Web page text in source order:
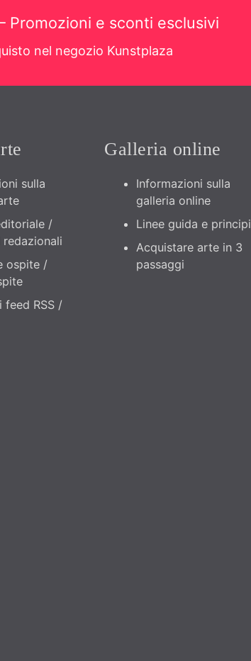
Promozioni e sconti esclusivi
nel negozio Kunstplaza
sulla
/
redazionali
ospite /
feed RSS /
Galleria online
Informazioni sulla
galleria online
Linee guida e principi
Acquistare arte in 3
passaggi